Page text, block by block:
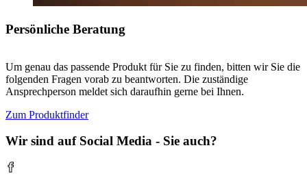
Persönliche Beratung
Um genau das passende Produkt für Sie zu finden, bitten wir Sie die
folgenden Fragen vorab zu beantworten. Die zuständige
Ansprechperson meldet sich daraufhin gerne bei Ihnen.
Zum Produktfinder
Wir sind auf Social Media - Sie auch?